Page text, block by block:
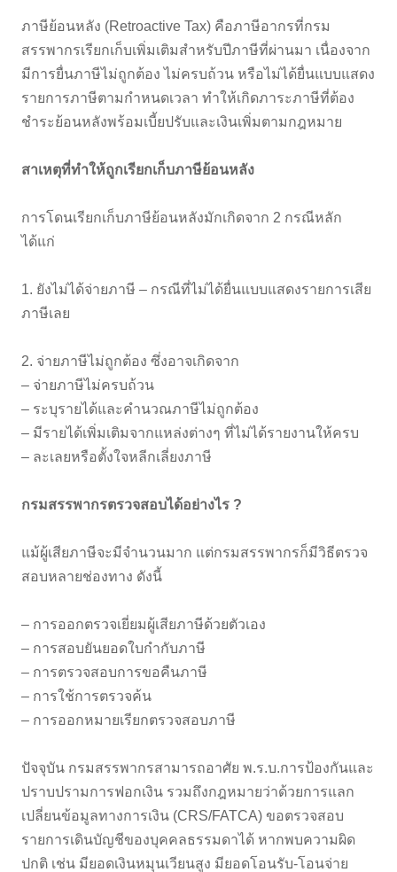
ภาษีย้อนหลัง (Retroactive Tax) คือภาษีอากรที่กรม
สรรพากรเรียกเก็บเพิ่มเติมสำหรับปีภาษีที่ผ่านมา เนื่องจาก
มีการยื่นภาษีไม่ถูกต้อง ไม่ครบถ้วน หรือไม่ได้ยื่นแบบแสดง
รายการภาษีตามกำหนดเวลา ทำให้เกิดภาระภาษีที่ต้อง
ชำระย้อนหลังพร้อมเบี้ยปรับและเงินเพิ่มตามกฎหมาย
สาเหตุที่ทำให้ถูกเรียกเก็บภาษีย้อนหลัง
การโดนเรียกเก็บภาษีย้อนหลังมักเกิดจาก 2 กรณีหลัก
ได้แก่
1. ยังไม่ได้จ่ายภาษี – กรณีที่ไม่ได้ยื่นแบบแสดงรายการเสีย
ภาษีเลย
2. จ่ายภาษีไม่ถูกต้อง ซึ่งอาจเกิดจาก
– จ่ายภาษีไม่ครบถ้วน
– ระบุรายได้และคำนวณภาษีไม่ถูกต้อง
– มีรายได้เพิ่มเติมจากแหล่งต่างๆ ที่ไม่ได้รายงานให้ครบ
– ละเลยหรือตั้งใจหลีกเลี่ยงภาษี
กรมสรรพากรตรวจสอบได้อย่างไร ?
แม้ผู้เสียภาษีจะมีจำนวนมาก แต่กรมสรรพากรก็มีวิธีตรวจ
สอบหลายช่องทาง ดังนี้
– การออกตรวจเยี่ยมผู้เสียภาษีด้วยตัวเอง
– การสอบยันยอดใบกำกับภาษี
– การตรวจสอบการขอคืนภาษี
– การใช้การตรวจค้น
– การออกหมายเรียกตรวจสอบภาษี
ปัจจุบัน กรมสรรพากรสามารถอาศัย พ.ร.บ.การป้องกันและ
ปราบปรามการฟอกเงิน รวมถึงกฎหมายว่าด้วยการแลก
เปลี่ยนข้อมูลทางการเงิน (CRS/FATCA) ขอตรวจสอบ
รายการเดินบัญชีของบุคคลธรรมดาได้ หากพบความผิด
ปกติ เช่น มียอดเงินหมุนเวียนสูง มียอดโอนรับ-โอนจ่าย